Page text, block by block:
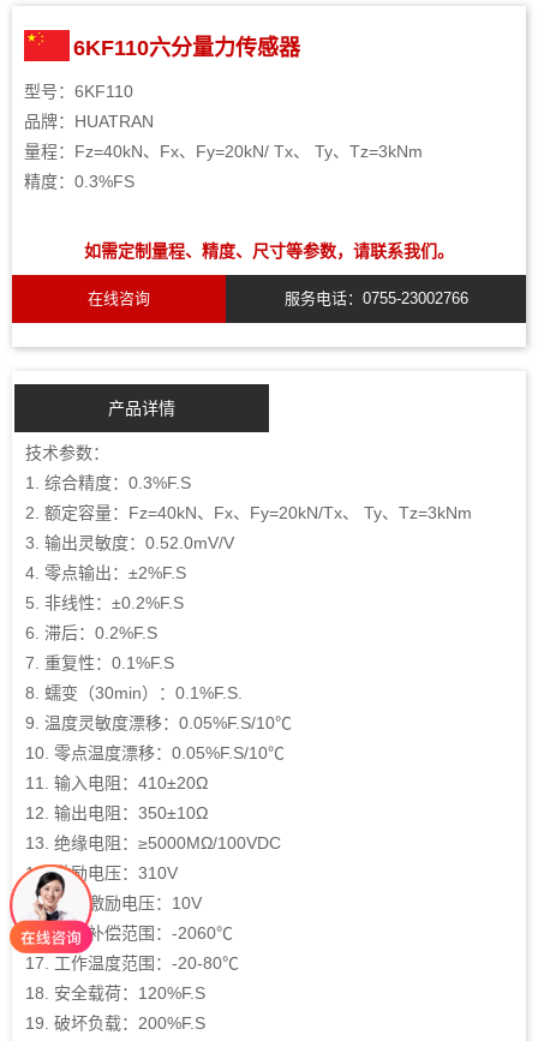
6KF110六分量力传感器
型号：6KF110
品牌：HUATRAN
量程：Fz=40kN、Fx、Fy=20kN/ Tx、 Ty、Tz=3kNm
精度：0.3%FS
如需定制量程、精度、尺寸等参数，请联系我们。
在线咨询 服务电话：0755-23002766
产品详情
技术参数：
1. 综合精度：0.3%F.S
2. 额定容量：Fz=40kN、Fx、Fy=20kN/Tx、 Ty、Tz=3kNm
3. 输出灵敏度：0.52.0mV/V
4. 零点输出：±2%F.S
5. 非线性：±0.2%F.S
6. 滞后：0.2%F.S
7. 重复性：0.1%F.S
8. 蠕变（30min）：0.1%F.S.
9. 温度灵敏度漂移：0.05%F.S/10℃
10. 零点温度漂移：0.05%F.S/10℃
11. 输入电阻：410±20Ω
12. 输出电阻：350±10Ω
13. 绝缘电阻：≥5000MΩ/100VDC
14. 激励电压：310V
15. 最大激励电压：10V
16. 温度补偿范围：-2060℃
17. 工作温度范围：-20-80℃
18. 安全载荷：120%F.S
19. 破坏负载：200%F.S